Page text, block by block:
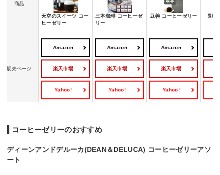
商品
天空のスイーツ コー
ヒーゼリー
三本珈琲 コーヒーゼ
リー
豆善 コーヒーゼリー 長崎
販売ページ
Amazon
楽天市場
Yahoo!
Amazon
楽天市場
Yahoo!
Amazon
楽天市場
Yahoo!
コーヒーゼリーのおすすめ
ディーンアンドデルーカ(DEAN＆DELUCA) コーヒーゼリーアソ
ート